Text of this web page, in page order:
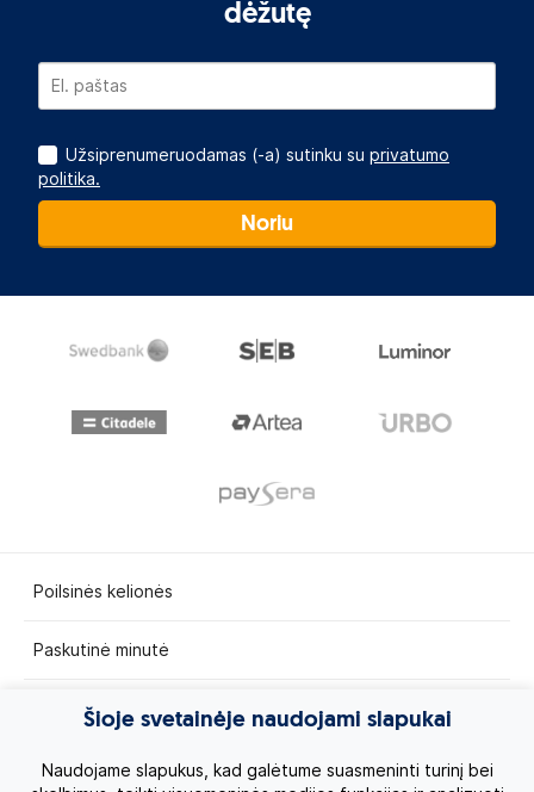
dėžutę
Užsiprenumeruodamas (-a) sutinku su privatumo
politika.
Noriu
Poilsinės kelionės
Paskutinė minutė
Egzotinės kelionės
Kruizai
Šioje svetainėje naudojami slapukai
Naudojame slapukus, kad galėtume suasmeninti turinį bei